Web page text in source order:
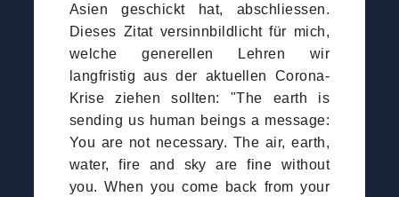
Asien geschickt hat, abschliessen.
Dieses Zitat versinnbildlicht für mich,
welche generellen Lehren wir
langfristig aus der aktuellen Corona-
Krise ziehen sollten: "The earth is
sending us human beings a message:
You are not necessary. The air, earth,
water, fire and sky are fine without
you. When you come back from your